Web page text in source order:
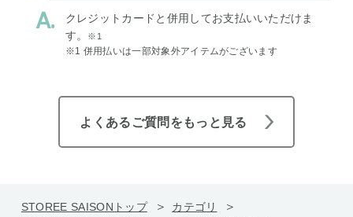
クレジットカードと併用してお支払いいただけま
す。
※1
※1 併用払いは一部対象外アイテムがございます
よくあるご質問をもっと見る
STOREE SAISONトップ
カテゴリ